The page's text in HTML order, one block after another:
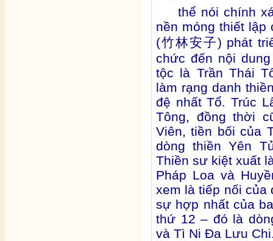
thể nói chính
nền móng thiết lập
(竹林安子) phát
chức đến nội
tộc là Trần Thái
làm rạng danh
đệ nhất Tổ. Trúc
Tông, đồng thời
Viên, tiền bối của
dòng thiền Yên
Thiền sư kiệt xuất
Pháp Loa và
xem là tiếp nối của
sự hợp nhất của
thứ 12 – đó là
và Tì Ni Đa Lưu